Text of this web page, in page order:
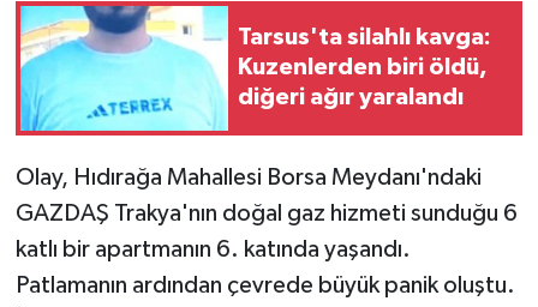
Tarsus'ta silahlı kavga:
Kuzenlerden biri öldü,
diğeri ağır yaralandı
Olay, Hıdırağa Mahallesi Borsa Meydanı'ndaki
GAZDAŞ Trakya'nın doğal gaz hizmeti sunduğu 6
katlı bir apartmanın 6. katında yaşandı.
Patlamanın ardından çevrede büyük panik oluştu.
Teknoloji
Yaşam